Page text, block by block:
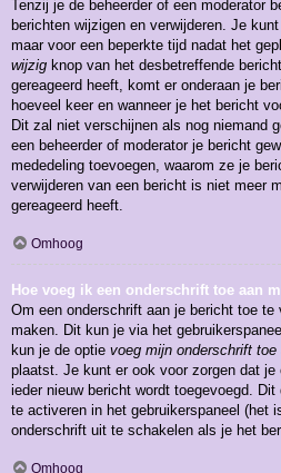
Tenzij je de beheerder of een moderator
berichten wijzigen en verwijderen. Je
maar voor een beperkte tijd nadat het
wijzig knop van het desbetreffende
gereageerd heeft, komt er onderaan je
hoeveel keer en wanneer je het bericht
Dit zal niet verschijnen als nog niemand
een beheerder of moderator je bericht
mededeling toevoegen, waarom ze je
verwijderen van een bericht is niet meer
gereageerd heeft.
Omhoog
Hoe voeg ik een onderschrift toe aan
Om een onderschrift aan je bericht toe
maken. Dit kun je via het
kun je de optie voeg mijn onderschrift toe
plaatst. Je kunt er ook voor zorgen dat
ieder nieuw bericht wordt toegevoegd.
te activeren in het gebruikerspaneel (het
onderschrift uit te schakelen als je het
Omhoog